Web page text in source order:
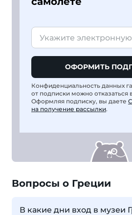
ОФОРМИТЬ
Конфиденциальность данных
от подписки можно
Оформляя подписку, вы даете
на получение рассылки.
Вопросы о Греции
В какие дни вход в музеи